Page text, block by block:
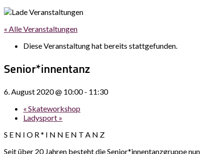
« Alle Veranstaltungen
Diese Veranstaltung hat bereits stattgefunden.
Senior*innentanz
6. August 2020 @ 10:00- 11:30
« Skateworkshop
Ladysport »
S E N I O R * I N N E N T A N Z
Seit über 20 Jahren besteht die Senior*innentanzgruppe nun